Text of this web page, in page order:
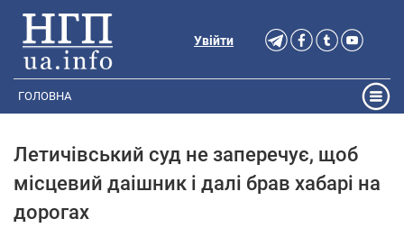
Увійти
ГОЛОВНА
Летичівський суд не заперечує, щоб
місцевий даішник і далі брав хабарі на
дорогах